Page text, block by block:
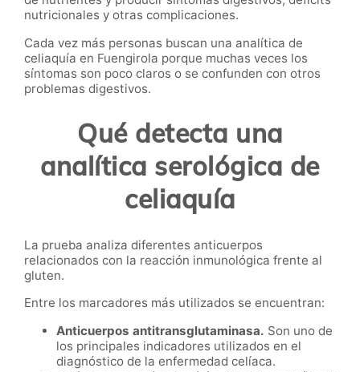
nutricionales y otras complicaciones.
Cada vez más personas buscan una analítica de
celiaquía en Fuengirola porque muchas veces los
síntomas son poco claros o se confunden con otros
problemas digestivos.
Qué detecta una
analítica serológica de
celiaquía
La prueba analiza diferentes anticuerpos
relacionados con la reacción inmunológica frente al
gluten.
Entre los marcadores más utilizados se encuentran:
Anticuerpos antitransglutaminasa. Son uno de
los principales indicadores utilizados en el
diagnóstico de la enfermedad celíaca.